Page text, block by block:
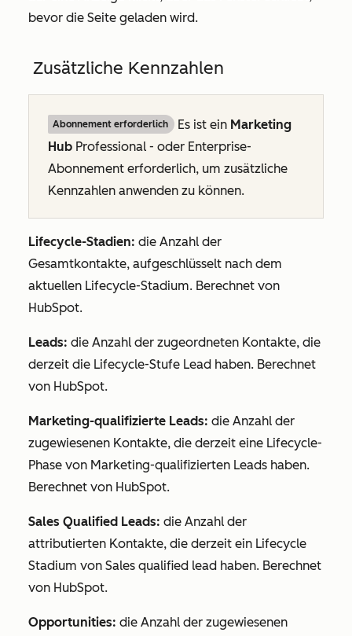
bevor die Seite geladen wird.
Zusätzliche Kennzahlen
Abonnement erforderlich Es ist ein Marketing
Hub Professional - oder Enterprise-
Abonnement erforderlich, um zusätzliche
Kennzahlen anwenden zu können.
Lifecycle-Stadien: die Anzahl der
Gesamtkontakte, aufgeschlüsselt nach dem
aktuellen Lifecycle-Stadium. Berechnet von
HubSpot.
Leads: die Anzahl der zugeordneten Kontakte, die
derzeit die Lifecycle-Stufe Lead haben. Berechnet
von HubSpot.
Marketing-qualifizierte Leads: die Anzahl der
zugewiesenen Kontakte, die derzeit eine Lifecycle-
Phase von Marketing-qualifizierten Leads haben.
Berechnet von HubSpot.
Sales Qualified Leads: die Anzahl der
attributierten Kontakte, die derzeit ein Lifecycle
Stadium von Sales qualified lead haben. Berechnet
von HubSpot.
Opportunities: die Anzahl der zugewiesenen